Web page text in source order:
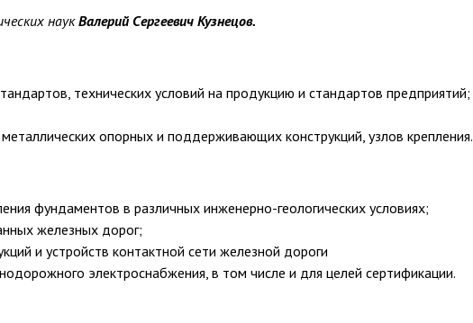
наукВалерий Сергеевич Кузнецов.
технических условий на продукцию и стандартов предприятий;
опорных и поддерживающих конструкций, узлов крепления.
фундаментов в различных инженерно-геологических условиях;
железных дорог;
и устройств контактной сети железной дороги
электроснабжения, в том числе и для целей сертификации.